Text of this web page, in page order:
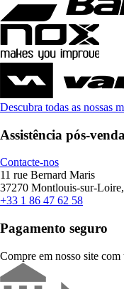
Descubra todas as nossas
Assistência pós-
Contacte-nos
11 rue Bernard Maris
37270 Montlouis-sur-
+33 1 86 47 62 58
Pagamento seguro
Compre em nosso site